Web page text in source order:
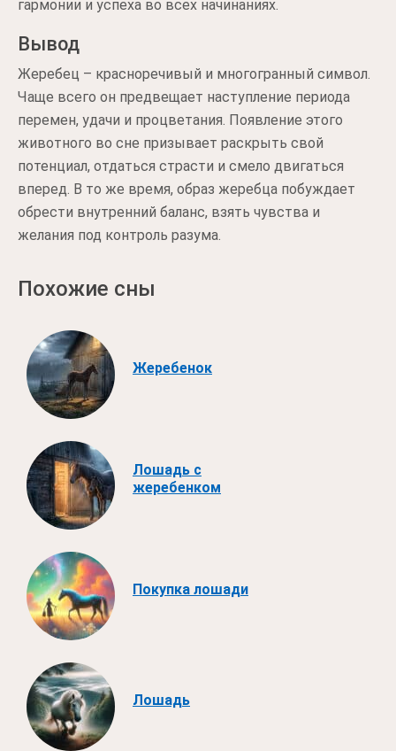
гармонии и успеха во всех начинаниях.
Вывод
Жеребец – красноречивый и многогранный символ.
Чаще всего он предвещает наступление периода
перемен, удачи и процветания. Появление этого
животного во сне призывает раскрыть свой
потенциал, отдаться страсти и смело двигаться
вперед. В то же время, образ жеребца побуждает
обрести внутренний баланс, взять чувства и
желания под контроль разума.
Похожие сны
Жеребенок
Лошадь с
жеребенком
Покупка лошади
Лошадь